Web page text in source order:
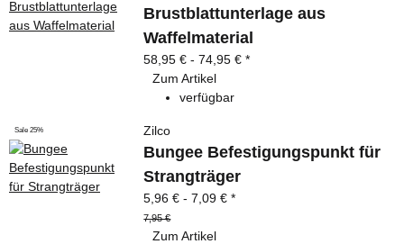
Brustblattunterlage aus
Waffelmaterial
58,95 € -74,95 €*
Zum Artikel
verfügbar
Sale 25% Zilco
Bungee Befestigungspunkt für
Strangträger
5,96 € -7,09 €*
7,95 €
Zum Artikel